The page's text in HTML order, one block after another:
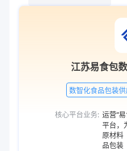
江苏易食包
数智化食品包装
核心平台业务: 运营“
平台，
原材料
品包装